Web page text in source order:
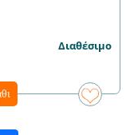
Διαθέσιμο